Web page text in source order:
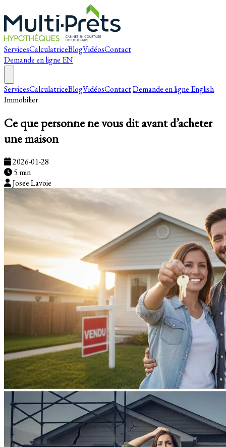
ServicesCalculatriceBlogVidéosContact
Demande en ligne EN
ServicesCalculatriceBlogVidéosContactDemande en ligne English
Immobilier
Ce que personne ne vous dit avant d’acheter
une maison
2026-01-28
5 min
Josee Lavoie